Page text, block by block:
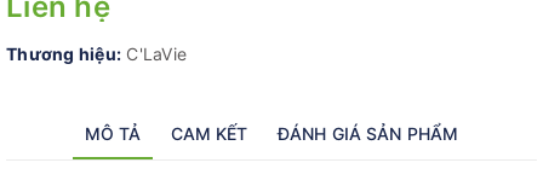
Thương hiệu: C'LaVie
MÔ TẢ CAM KẾT ĐÁNH GIÁ SẢN PHẨM